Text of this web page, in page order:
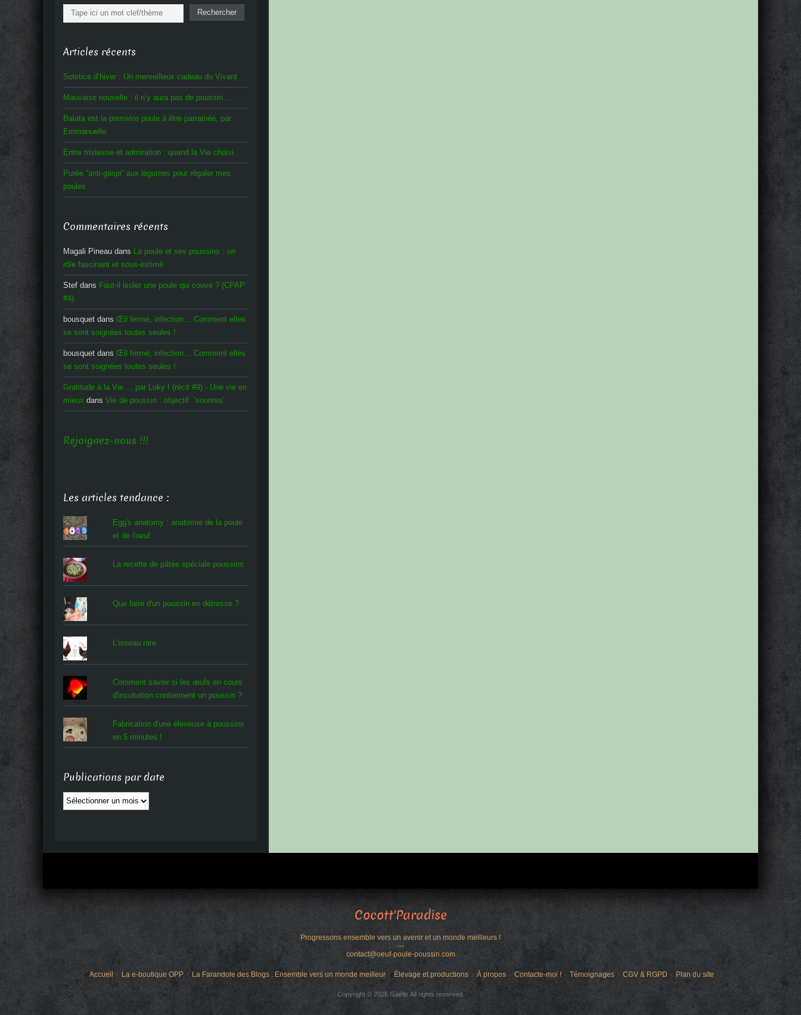
Rechercher Rechercher
Articles récents
Solstice d’hiver : Un merveilleux cadeau du Vivant
Mauvaise nouvelle : il n’y aura pas de poussin…
Balata est la première poule à être parrainée, par
Emmanuelle.
Entre tristesse et admiration : quand la Vie choisi.
Purée “anti-gaspi” aux légumes pour régaler mes
poules
Commentaires récents
Magali Pineau dans La poule et ses poussins : un
rôle fascinant et sous-estimé
Stef dans Faut-il isoler une poule qui couve ? (CPAP
#4)
bousquet dans Œil fermé, infection… Comment elles
se sont soignées toutes seules !
bousquet dans Œil fermé, infection… Comment elles
se sont soignées toutes seules !
Gratitude à la Vie ... par Luky ! (récit #9) - Une vie en
mieux dans Vie de poussin : objectif ‘sourires’
Rejoignez-nous !!!
Les articles tendance :
Egg's anatomy : anatomie de la poule
et de l'oeuf
La recette de pâtée spéciale poussins
Que faire d'un poussin en détresse ?
L'oiseau rare
Comment savoir si les œufs en cours
d'incubation contiennent un poussin ?
Fabrication d'une éleveuse à poussins
en 5 minutes !
Publications par date
Publications
par
Cocott'Paradise
Progressons ensemble vers un avenir et un monde meilleurs !
---
contact@oeuf-poule-poussin.com
Accueil La e-boutique OPP La Farandole des Blogs : Ensemble vers un monde meilleur Élevage et productions À propos Contacte-moi ! Témoignages CGV & RGPD Plan du site
Copyright © 2026 Gaëlle.All rights reserved.